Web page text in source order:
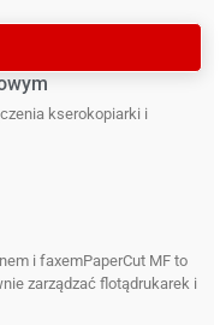
kserokopiarki i
i faxemPaperCut MF to
zarządzać flotądrukarek i